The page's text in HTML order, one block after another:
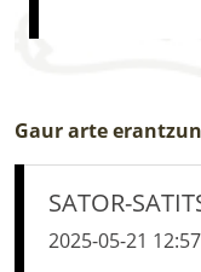
Gaur arte
SATOR-
2025-05-21